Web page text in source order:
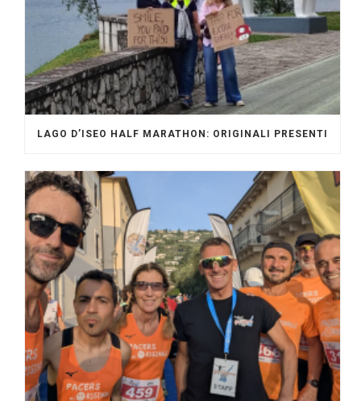
LAGO D’ISEO HALF MARATHON: ORIGINALI PRESENTI